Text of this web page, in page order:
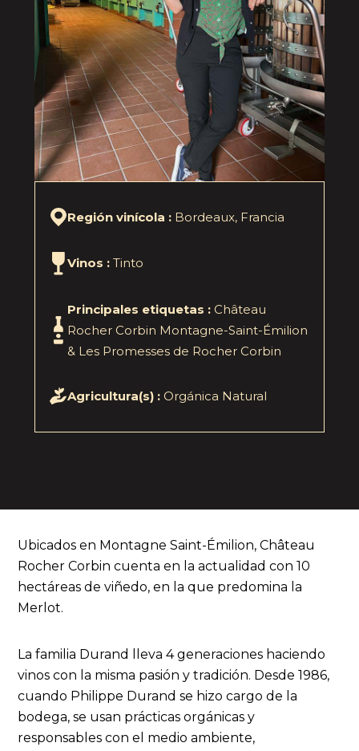
Región vinícola : Bordeaux, Francia
Vinos : Tinto
Principales etiquetas : Château
Rocher Corbin Montagne-Saint-Émilion
& Les Promesses de Rocher Corbin
Agricultura(s) : Orgánica Natural
Ubicados en Montagne Saint-Émilion, Château
Rocher Corbin cuenta en la actualidad con 10
hectáreas de viñedo, en la que predomina la
Merlot.
La familia Durand lleva 4 generaciones haciendo
vinos con la misma pasión y tradición. Desde 1986,
cuando Philippe Durand se hizo cargo de la
bodega, se usan prácticas orgánicas y
responsables con el medio ambiente,